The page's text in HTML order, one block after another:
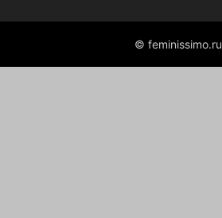
© feminissimo.ru